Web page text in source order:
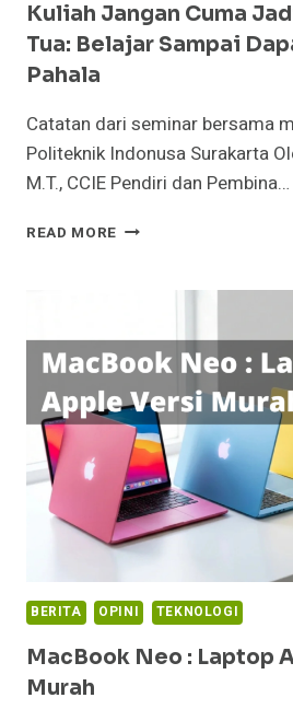
Kuliah Jangan Cuma
Tua: Belajar Sampai
Pahala
Catatan dari seminar bersama
Politeknik Indonusa Surakarta
M.T., CCIE Pendiri dan Pembina…
READ MORE KULIAH
ORANG
TUA:
BELAJAR
SAMPAI
DAPAT
UANG
ATAU
PAHALA
BERITA OPINI TEKNOLOGI
MacBook Neo : Laptop
Murah